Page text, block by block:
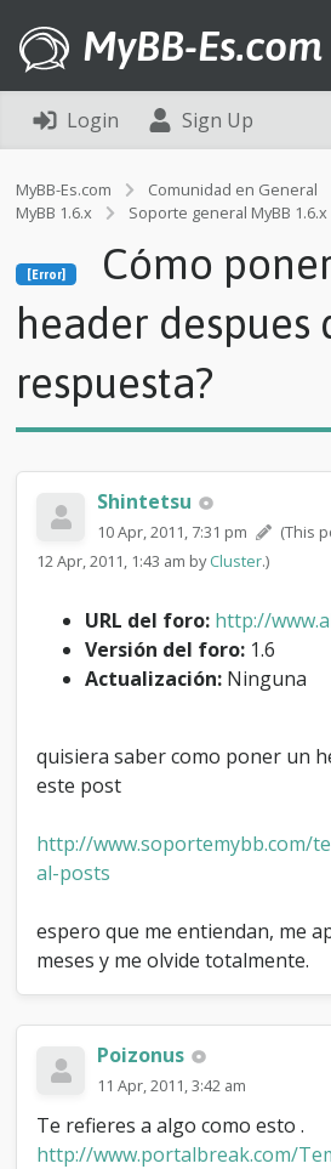
MyBB-Es.com
Login Sign Up
MyBB-Es.com Comunidad en General
MyBB 1.6.x
Soporte general MyBB 1.6.x
[Error]
Cómo
header despues
respuesta?
Shintetsu
10 Apr, 2011, 7:31 pm
(This
12 Apr, 2011, 1:43 am byCluster.)
URL del foro: http://
Versión del foro: 1.6
Actualización: Ninguna
quisiera saber como poner un
este post
http://www.soportemybb.com/
al-posts
espero que me entiendan, me
meses y me olvide totalmente.
Poizonus
11 Apr, 2011, 3:42 am
Te refieres a algo como esto .
http://www.portalbreak.com/